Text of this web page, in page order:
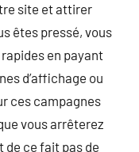
site et attirer
êtes pressé, vous
en payant
d’affichage ou
ces campagnes
vous arrêterez
de ce fait pas de